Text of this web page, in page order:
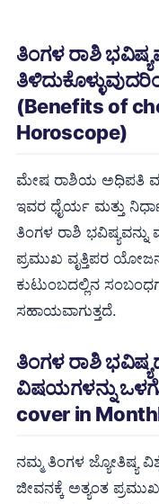
ತಿಂಗಳ ರಾಶಿ
(Benefits of
Horoscope)
ಮೇಷ ರಾಶಿಯ ಅಧಿಪತಿ
ಇವರ ಧೈರ್ಯ ಮತ್ತು
ತಿಂಗಳ ರಾಶಿ
ಪ್ರಮುಖ ವೃತ್ತಿಪರ
ಕುಟುಂಬದಲ್ಲಿನ
ಸಹಾಯವಾಗುತ್ತದೆ.
ತಿಂಗಳ ರಾಶಿ
ವಿಷಯಗಳನ್ನು
cover in
ನಮ್ಮ ತಿಂಗಳ ಜ್ಯೋತಿಷ್ಯ
ಜೀವನಕ್ಕೆ ಅತ್ಯಂತ